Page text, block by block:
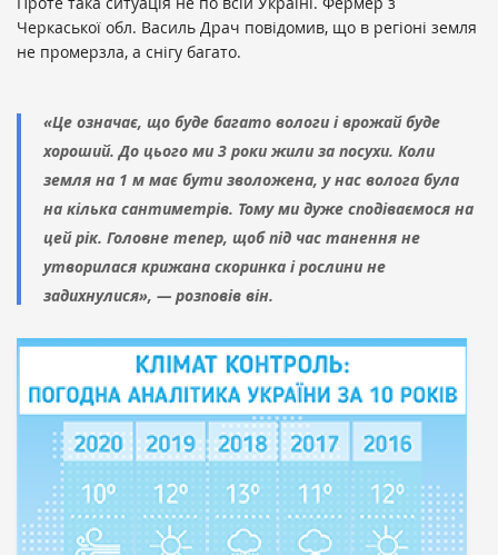
Черкаської обл. Василь Драч повідомив, що в регіоні земля
не промерзла, а снігу багато.
«Це означає, що буде багато вологи і врожай буде
хороший. До цього ми 3 роки жили за посухи. Коли
земля на 1 м має бути зволожена, у нас волога була
на кілька сантиметрів. Тому ми дуже сподіваємося на
цей рік. Головне тепер, щоб під час танення не
утворилася крижана скоринка і рослини не
задихнулися», — розповів він.